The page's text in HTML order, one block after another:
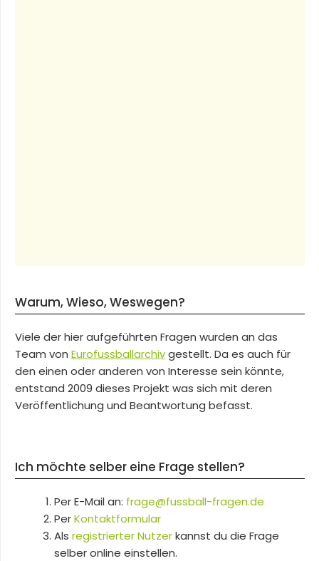
Warum, Wieso, Weswegen?
Viele der hier aufgeführten Fragen wurden an das
Team von Eurofussballarchivgestellt. Da es auch für
den einen oder anderen von Interesse sein könnte,
entstand 2009 dieses Projekt was sich mit deren
Veröffentlichung und Beantwortung befasst.
Ich möchte selber eine Frage stellen?
Per E-Mail an: frage@fussball-fragen.de
PerKontaktformular
Als registrierter Nutzerkannst du die Frage
selber online einstellen.